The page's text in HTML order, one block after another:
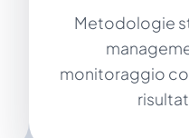
Metodologie
monitoraggio